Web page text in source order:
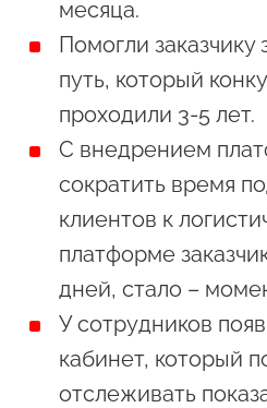
месяца.
Помогли заказчику
путь, который
проходили 3-5 лет.
С внедрением
сократить время
клиентов к
платформе
дней, стало –
У сотрудников
кабинет, который
отслеживать